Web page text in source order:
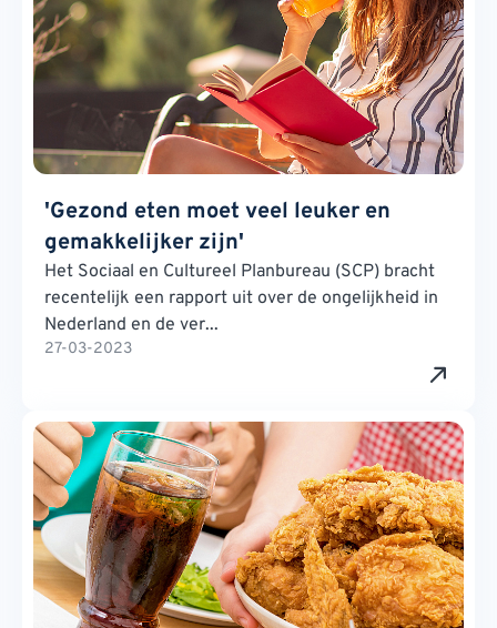
'Gezond eten moet veel leuker en
gemakkelijker zijn'
Het Sociaal en Cultureel Planbureau (SCP) bracht
recentelijk een rapport uit over de ongelijkheid in
Nederland en de ver...
27-03-2023